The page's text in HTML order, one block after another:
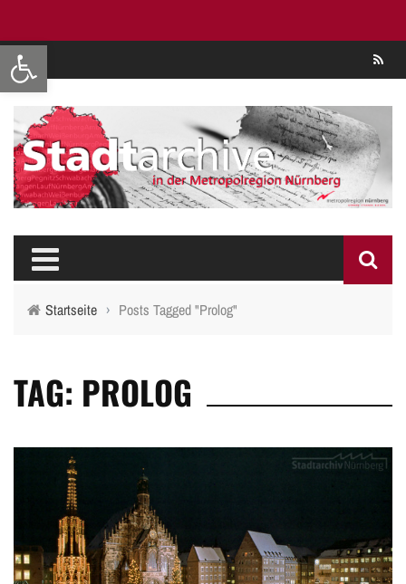
Werkzeugleiste öffnen
Startseite › Posts Tagged "Prolog"
TAG: PROLOG